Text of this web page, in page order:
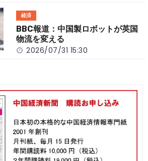
経済
BBC報道：中国製ロボットが英国
物流を変える
2026/07/31 15:30